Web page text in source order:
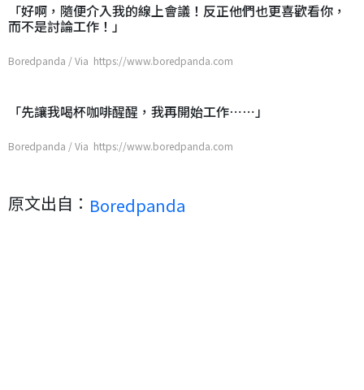
「好啊，隨便介入我的線上會議！反正他們也更喜歡看你，
而不是討論工作！」
Boredpanda / Via https://www.boredpanda.com
「先讓我喝杯咖啡醒醒，我再開始工作⋯⋯」
Boredpanda / Via https://www.boredpanda.com
原文出自： Boredpanda